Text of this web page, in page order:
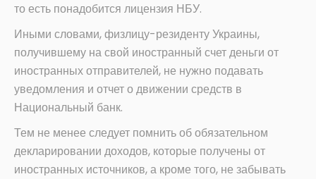
то есть понадобится лицензия НБУ.
Иными словами, физлицу-резиденту Украины,
получившему на свой иностранный счет деньги от
иностранных отправителей, не нужно подавать
уведомления и отчет о движении средств в
Национальный банк.
Тем не менее следует помнить об обязательном
декларировании доходов, которые получены от
иностранных источников, а кроме того, не забывать